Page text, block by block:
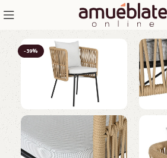
-39%